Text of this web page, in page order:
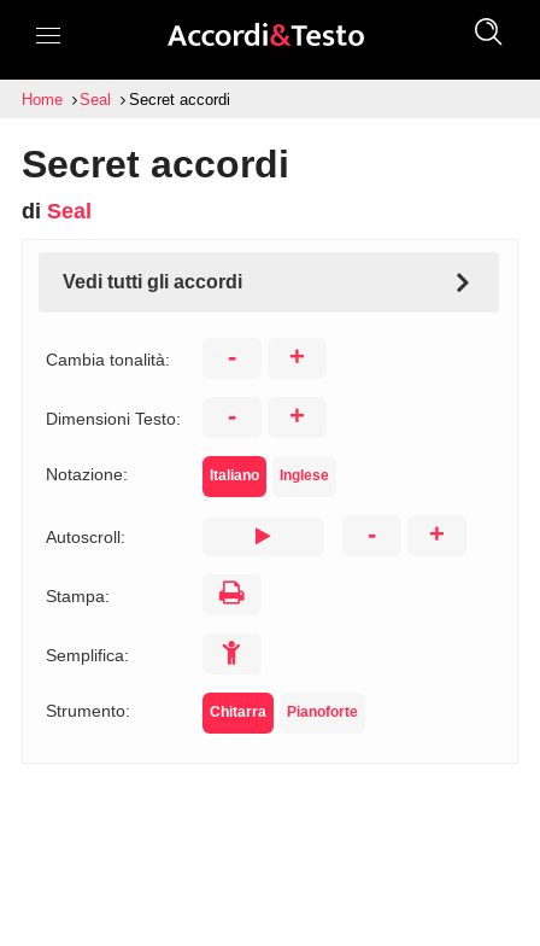
Home Seal Secret accordi
Secret accordi
di Seal
Vedi tutti gli accordi
Cambia tonalità: - +
Dimensioni Testo: - +
Notazione: Italiano Inglese
Autoscroll: - +
Stampa:
Semplifica:
Strumento: Chitarra Pianoforte